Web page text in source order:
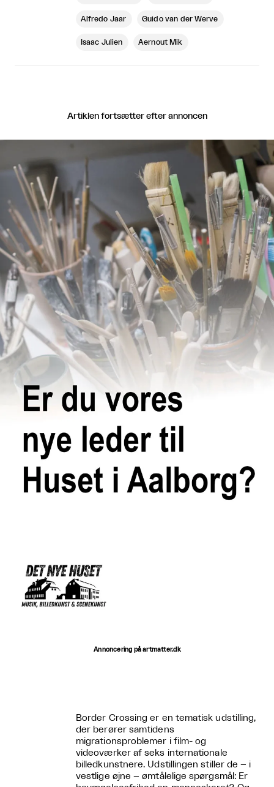
Alfredo Jaar Guido van der Werve
Isaac Julien Aernout Mik
Artiklen fortsætter efter annoncen
Annoncering på artmatter.dk
Border Crossing er en tematisk udstilling,
der berører samtidens
migrationsproblemer i film- og
videoværker af seks internationale
billedkunstnere. Udstillingen stiller de – i
vestlige øjne – ømtålelige spørgsmål: Er